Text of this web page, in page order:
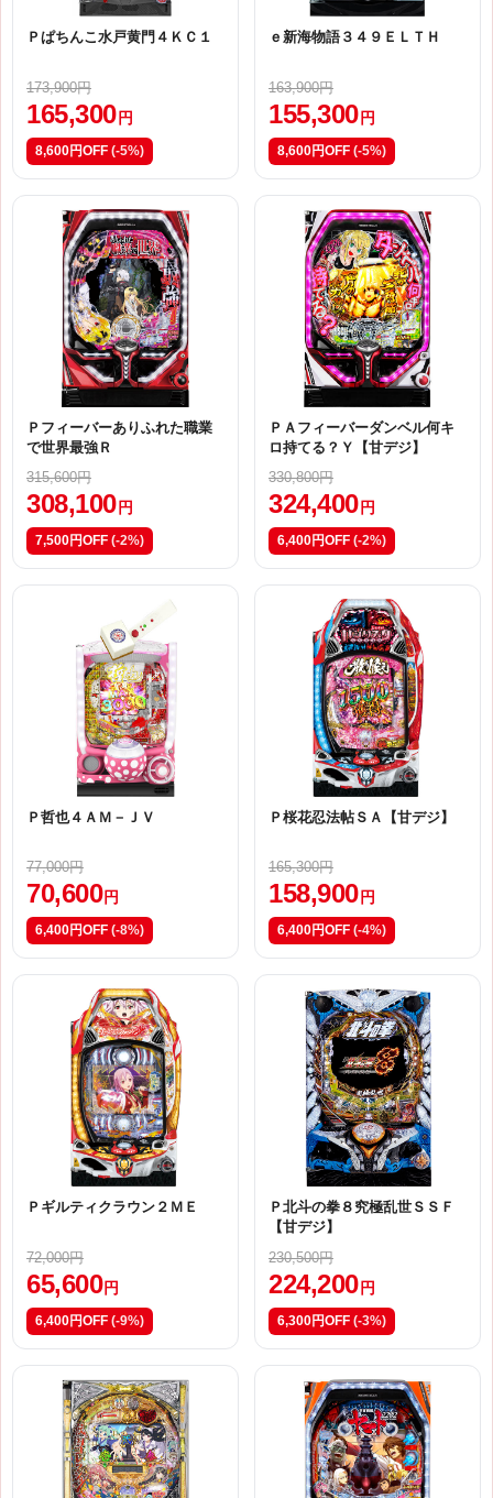
Ｐぱちんこ水戸黄門４ＫＣ１
173,900円
165,300 円
8,600円OFF (-5%)
ｅ新海物語３４９ＥＬＴＨ
163,900円
155,300 円
8,600円OFF (-5%)
Ｐフィーバーありふれた職業
で世界最強Ｒ
315,600円
308,100 円
7,500円OFF (-2%)
ＰＡフィーバーダンベル何キ
ロ持てる？Ｙ【甘デジ】
330,800円
324,400 円
6,400円OFF (-2%)
Ｐ哲也４ＡＭ－ＪＶ
77,000円
70,600 円
6,400円OFF (-8%)
Ｐ桜花忍法帖ＳＡ【甘デジ】
165,300円
158,900 円
6,400円OFF (-4%)
Ｐギルティクラウン２ＭＥ
72,000円
65,600 円
6,400円OFF (-9%)
Ｐ北斗の拳８究極乱世ＳＳＦ
【甘デジ】
230,500円
224,200 円
6,300円OFF (-3%)